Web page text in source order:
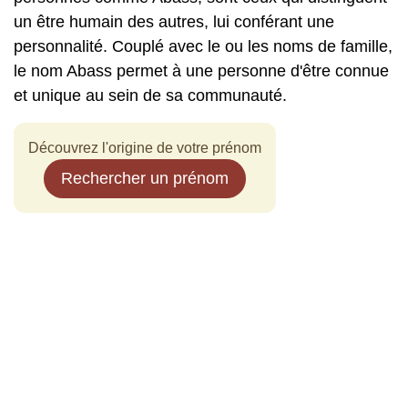
un être humain des autres, lui conférant une
personnalité. Couplé avec le ou les noms de famille,
le nom Abass permet à une personne d'être connue
et unique au sein de sa communauté.
Découvrez l'origine de votre prénom
Rechercher un prénom